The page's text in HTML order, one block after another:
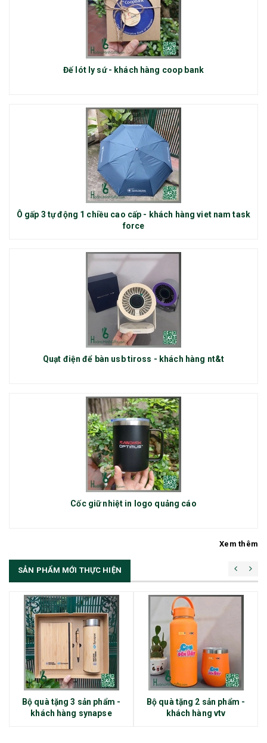
Đế lót ly sứ - khách hàng coop bank
Ô gấp 3 tự động 1 chiều cao cấp - khách hàng viet nam task
force
Quạt điện để bàn usb tiross - khách hàng nt&t
Cốc giữ nhiệt in logo quảng cáo
Xem thêm
SẢN PHẨM MỚI THỰC HIỆN
Bộ quà tặng 3 sản phẩm -
khách hàng synapse
Bộ quà tặng 2 sản phẩm -
khách hàng vtv